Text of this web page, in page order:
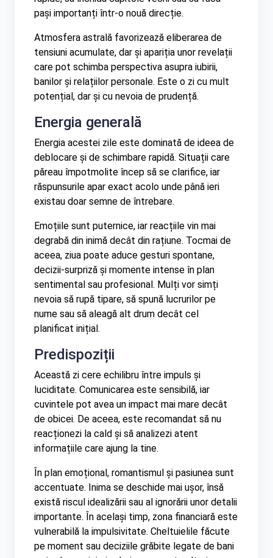
pași importanți într-o nouă direcție.
Atmosfera astrală favorizează eliberarea de
tensiuni acumulate, dar și apariția unor revelații
care pot schimba perspectiva asupra iubirii,
banilor și relațiilor personale. Este o zi cu mult
potențial, dar și cu nevoia de prudență.
Energia generală
Energia acestei zile este dominată de ideea de
deblocare și de schimbare rapidă. Situații care
păreau împotmolite încep să se clarifice, iar
răspunsurile apar exact acolo unde până ieri
existau doar semne de întrebare.
Emoțiile sunt puternice, iar reacțiile vin mai
degrabă din inimă decât din rațiune. Tocmai de
aceea, ziua poate aduce gesturi spontane,
decizii-surpriză și momente intense în plan
sentimental sau profesional. Mulți vor simți
nevoia să rupă tipare, să spună lucrurilor pe
nume sau să aleagă alt drum decât cel
planificat inițial.
Predispoziții
Această zi cere echilibru între impuls și
luciditate. Comunicarea este sensibilă, iar
cuvintele pot avea un impact mai mare decât
de obicei. De aceea, este recomandat să nu
reacționezi la cald și să analizezi atent
informațiile care ajung la tine.
În plan emoțional, romantismul și pasiunea sunt
accentuate. Inima se deschide mai ușor, însă
există riscul idealizării sau al ignorării unor detalii
importante. În același timp, zona financiară este
vulnerabilă la impulsivitate. Cheltuielile făcute
pe moment sau deciziile grăbite legate de bani